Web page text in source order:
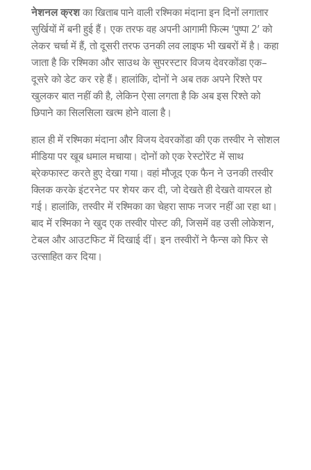
नेशनल क्रशका खिताब पाने वाली रश्मिका मंदाना इन दिनों लगातार
सुर्खियों में बनी हुई हैं। एक तरफ वह अपनी आगामी फिल्म‘पुष्पा2’ को
लेकर चर्चा में हैं, तो दूसरी तरफ उनकी लव लाइफ भी खबरों में है। कहा
जाता है कि रश्मिका और साउथ के सुपरस्टार विजय देवरकोंडा एक–
दूसरे को डेट कर रहे हैं। हालांकि, दोनों ने अब तक अपने रिश्ते पर
खुलकर बात नहीं की है, लेकिन ऐसा लगता है कि अब इस रिश्ते को
छिपाने का सिलसिला खत्म होने वाला है।
हाल ही में रश्मिका मंदाना और विजय देवरकोंडा की एक तस्वीर ने सोशल
मीडिया पर खूब धमाल मचाया। दोनों को एक रेस्टोरेंट में साथ
ब्रेकफास्ट करते हुए देखा गया। वहां मौजूद एक फैन ने उनकी तस्वीर
क्लिक करके इंटरनेट पर शेयर कर दी, जो देखते ही देखते वायरल हो
गई। हालांकि, तस्वीर में रश्मिका का चेहरा साफ नजर नहीं आ रहा था।
बाद में रश्मिका ने खुद एक तस्वीर पोस्ट की, जिसमें वह उसी लोकेशन,
टेबल और आउटफिट में दिखाई दीं। इन तस्वीरों ने फैन्स को फिर से
उत्साहित कर दिया।